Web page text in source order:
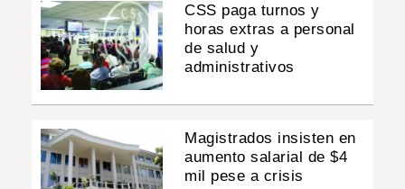
CSS paga turnos y
horas extras a personal
de salud y
administrativos
Magistrados insisten en
aumento salarial de $4
mil pese a crisis